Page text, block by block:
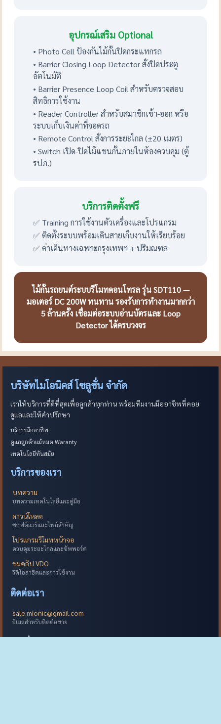
อุปกรณ์เสริม Optional
• Photo Cell ป้องกันไม้กั้นปิดกระแทกรถ
• Barrier Closing Loop Detector สั่งปิดประตู
อัตโนมัติ
• Barrier Presence Loop Coil สำหรับตรวจสอบ
สิทธิการใช้งาน
• Reader Controller สำหรับสมาชิกเข้า-ออก หรือ
ระบบเก็บเงินค่าที่จอดรถ
• Remote Control สั่งการระยะไกล (±20 เมตร)
• Switch เปิด-ปิดไม้แขนกั้นภายในห้องควบคุม (ตู้
รปภ.)
บริการติดตั้งฟรี
✅ Training การใช้งานตัวเครื่องและโปรแกรม
✅ ติดตั้งระบบพร้อมเดินสายเก็บงานให้เรียบร้อย
✅ ค่าเดินทางเฉพาะกรุงเทพฯ + ปริมณฑล
ไม้กั้นรถยนต์ระบบรีโมทคอนโทรล รุ่น SDT110 —
มอเตอร์ DC 200W ทนทาน รองรับการทำงานมากกว่า
5 ล้านครั้ง เชื่อมต่อระบบอ่านบัตรและ Loop
Detector ได้ครบวงจร
บริษัทไมโอนิคส์ โซลูชั่น จำกัด
เราให้บริการที่ดีที่สุดเพื่อลูกค้าทุกท่าน พร้อมทีมงานมืออาชีพที่คอย
ดูแลและให้คำปรึกษา
บริการมืออาชีพ
ดูแลลูกค้าแม้หมด Waranty
เทคโนโลยีทันสมัย
บริการของเรา
บทความ
บทความเทคโนโลยีและคู่มือ
ดาวน์โหลด
ซอฟต์แวร์และไฟล์สำคัญ
โปรแกรมรีโมทหน้าจอ
ควบคุมระยะไกลและซัพพอร์ต
ชมคลิป VDO
วิดีโอสาธิตและการใช้งาน
ติดต่อเรา
sale.mionic@gmail.com
อีเมลสำหรับติดต่อขาย
เวลาทำการ